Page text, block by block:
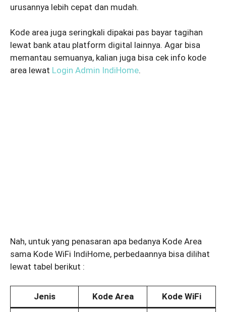
urusannya lebih cepat dan mudah.
Kode area juga seringkali dipakai pas bayar tagihan
lewat bank atau platform digital lainnya. Agar bisa
memantau semuanya, kalian juga bisa cek info kode
area lewat Login Admin IndiHome.
Nah, untuk yang penasaran apa bedanya Kode Area
sama Kode WiFi IndiHome, perbedaannya bisa dilihat
lewat tabel berikut :
Jenis Kode Area Kode WiFi